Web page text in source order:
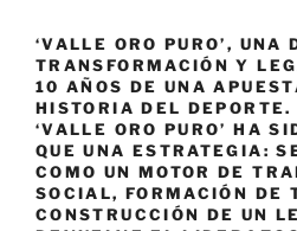
‘VALLE ORO PURO’, UNA
TRANSFORMACIÓN Y
10 AÑOS DE UNA
HISTORIA DEL
‘VALLE ORO PURO’ HA
QUE UNA ESTRATEGIA:
COMO UN MOTOR DE
SOCIAL, FORMACIÓN DE
CONSTRUCCIÓN DE UN